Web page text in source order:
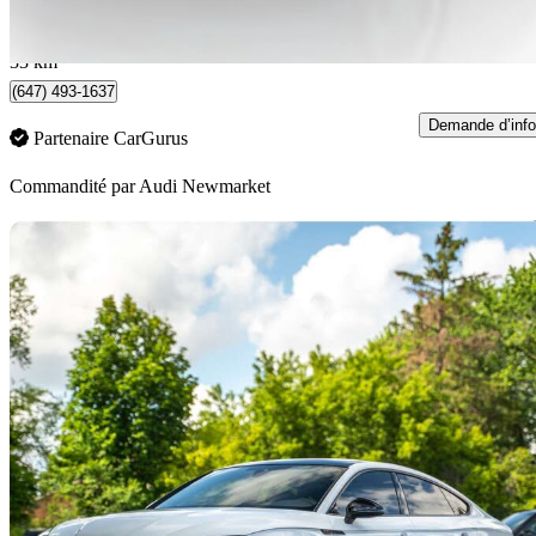
33 km
(647) 493-1637
Partenaire CarGurus
Demande d’info
Commandité parAudi Newmarket